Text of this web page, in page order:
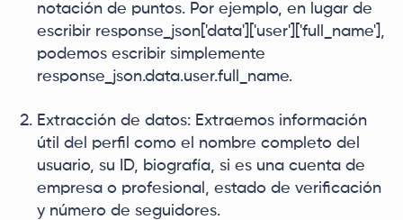
notación de puntos. Por ejemplo, en lugar de
escribir response_json['data']['user']['full_name'],
podemos escribir simplemente
response_json.data.user.full_name.
Extracción de datos: Extraemos información
útil del perfil como el nombre completo del
usuario, su ID, biografía, si es una cuenta de
empresa o profesional, estado de verificación
y número de seguidores.